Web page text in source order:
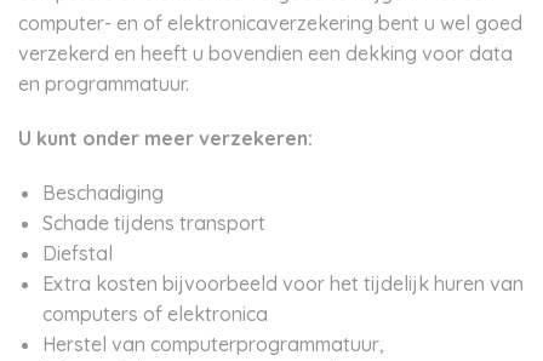
computer- en of elektronicaverzekering bent u wel goed
verzekerd en heeft u bovendien een dekking voor data
en programmatuur.
U kunt onder meer verzekeren:
Beschadiging
Schade tijdens transport
Diefstal
Extra kosten bijvoorbeeld voor het tijdelijk huren van
computers of elektronica
Herstel van computerprogrammatuur,